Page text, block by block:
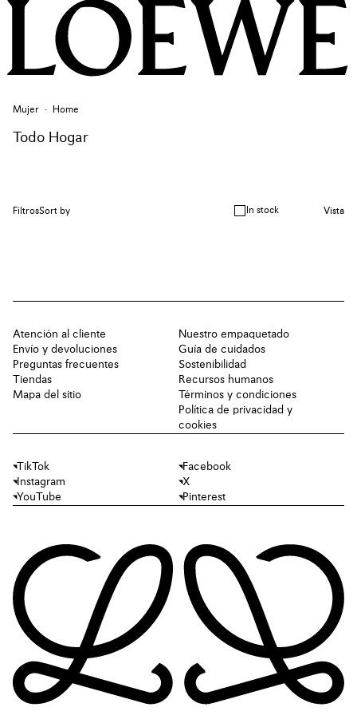
Mujer Home
Todo Hogar
FiltrosSort by In stock Vista
Atención al cliente
Envío y devoluciones
Preguntas frecuentes
Tiendas
Mapa del sitio
Nuestro empaquetado
Guía de cuidados
Sostenibilidad
Recursos humanos
Términos y condiciones
Política de privacidad y
cookies
TikTok
Facebook
Instagram
X
YouTube
Pinterest